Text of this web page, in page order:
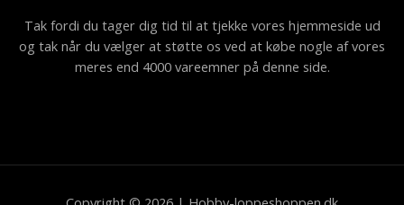
Tak fordi du tager dig tid til at tjekke vores hjemmeside ud
og tak når du vælger at støtte os ved at købe nogle af vores
meres end 4000 vareemner på denne side.